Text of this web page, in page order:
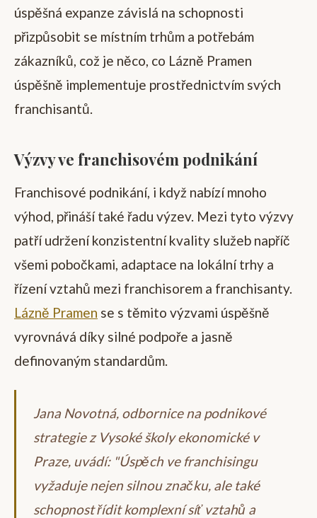
úspěšná expanze závislá na schopnosti
přizpůsobit se místním trhům a potřebám
zákazníků, což je něco, co Lázně Pramen
úspěšně implementuje prostřednictvím svých
franchisantů.
Výzvy ve franchisovém podnikání
Franchisové podnikání, i když nabízí mnoho
výhod, přináší také řadu výzev. Mezi tyto výzvy
patří udržení konzistentní kvality služeb napříč
všemi pobočkami, adaptace na lokální trhy a
řízení vztahů mezi franchisorem a franchisanty.
Lázně Pramen se s těmito výzvami úspěšně
vyrovnává díky silné podpoře a jasně
definovaným standardům.
Jana Novotná, odbornice na podnikové
strategie z Vysoké školy ekonomické v
Praze, uvádí: "Úspěch ve franchisingu
vyžaduje nejen silnou značku, ale také
schopnost řídit komplexní síť vztahů a